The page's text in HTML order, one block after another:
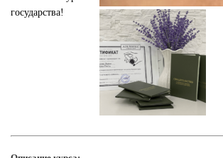
государства!